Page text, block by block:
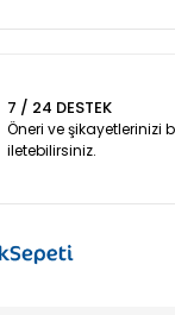
7 / 24 DESTEK
Öneri ve şikayetlerinizi
iletebilirsiniz.